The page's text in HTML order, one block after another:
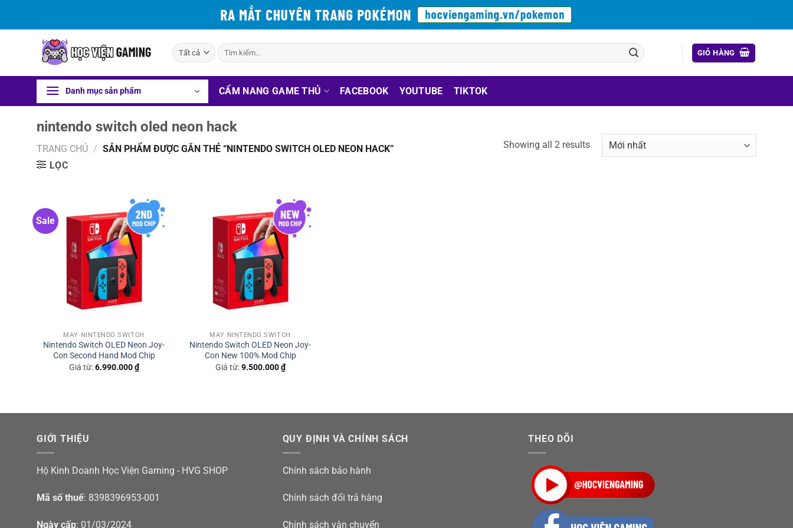
Tìm
kiếm:
GIỎ HÀNG
Danh mục sản phẩm CẨM NANG GAME THỦ FACEBOOK YOUTUBE TIKTOK
nintendo switch oled neon hack
TRANG CHỦ / SẢN PHẨM ĐƯỢC GẮN THẺ “NINTENDO SWITCH OLED NEON HACK”
LỌC
Showing all 2 results
Sale
MÁY NINTENDO SWITCH
Nintendo Switch OLED Neon Joy-
Con Second Hand Mod Chip
Giá từ:6.990.000₫
MÁY NINTENDO SWITCH
Nintendo Switch OLED Neon Joy-
Con New 100% Mod Chip
Giá từ:9.500.000₫
GIỚI THIỆU
Hộ Kinh Doanh Học Viện Gaming - HVG SHOP
Mã số thuế: 8398396953-001
Ngày cấp: 01/03/2024
QUY ĐỊNH VÀ CHÍNH SÁCH
Chính sách bảo hành
Chính sách đổi trả hàng
Chính sách vận chuyển
THEO DÕI